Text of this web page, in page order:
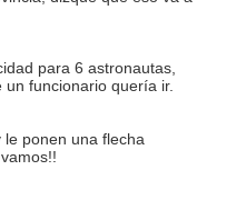
para 6 astronautas,
funcionario quería ir.
ponen una flecha